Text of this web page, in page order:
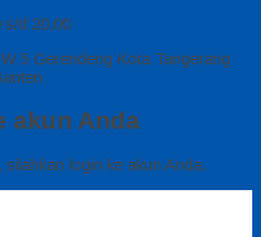
s/d 20.00
5 Gerendeng Kota Tangerang
akun Anda
login ke akun Anda.